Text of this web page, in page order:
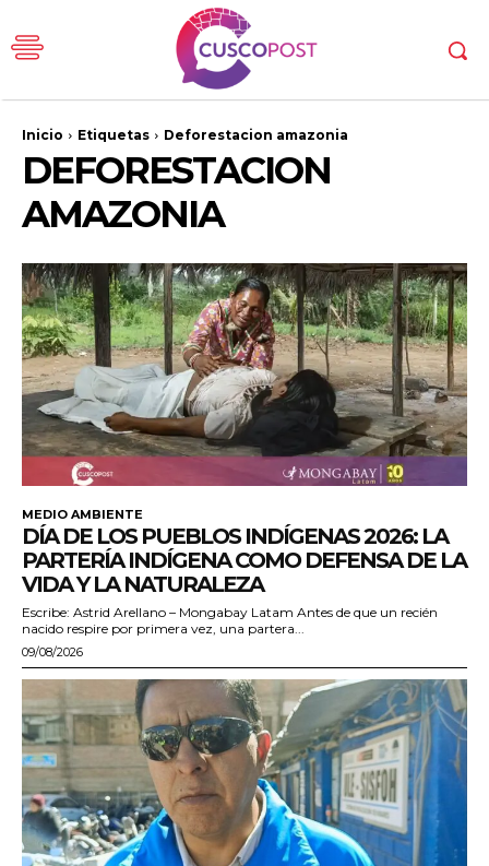
Inicio Etiquetas Deforestacion amazonia
DEFORESTACION
AMAZONIA
MEDIO AMBIENTE
DÍA DE LOS PUEBLOS INDÍGENAS 2026: LA
PARTERÍA INDÍGENA COMO DEFENSA DE LA
VIDA Y LA NATURALEZA
Escribe: Astrid Arellano – Mongabay Latam Antes de que un recién
nacido respire por primera vez, una partera...
09/08/2026